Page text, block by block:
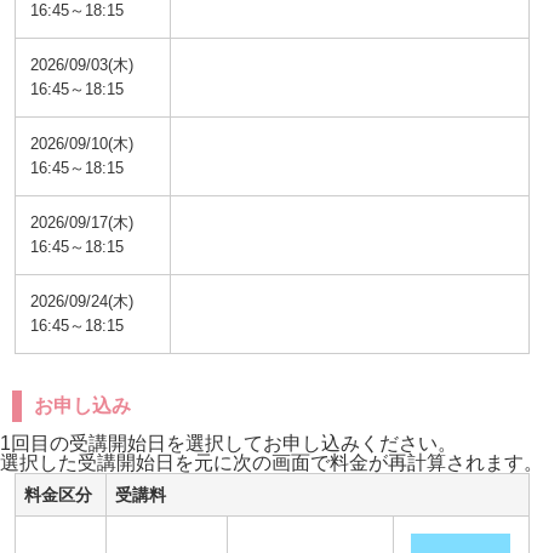
16:45～18:15
2026/09/03(木)
16:45～18:15
2026/09/10(木)
16:45～18:15
2026/09/17(木)
16:45～18:15
2026/09/24(木)
16:45～18:15
お申し込み
1回目の受講開始日を選択してお申し込みください。
選択した受講開始日を元に次の画面で料金が再計算されます。
料金区分 受講料